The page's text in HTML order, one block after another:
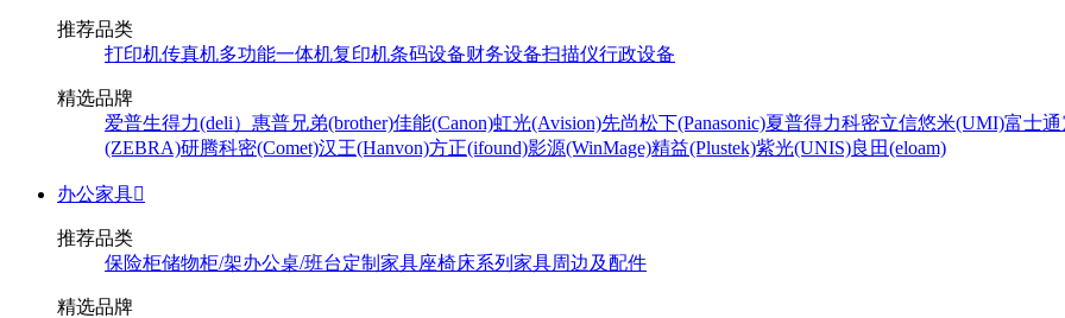
推荐品类
打印机传真机多功能一体机复印机条码设备财务设备扫描仪行政设备
精选品牌
爱普生得力(deli） 惠普兄弟(brother)佳能(Canon)虹光(Avision)先尚松下(Panasonic)夏普得力科密立信悠米(UMI)富士通
(ZEBRA)研腾科密(Comet)汉王(Hanvon)方正(ifound)影源(WinMage)精益(Plustek)紫光(UNIS)良田(eloam)
办公家具
推荐品类
保险柜储物柜/架办公桌/班台定制家具座椅床系列 家具周边及配件
精选品牌